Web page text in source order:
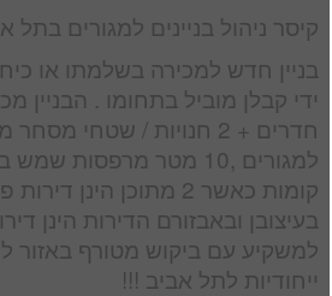
קיסר ניהול בניינים למגורים בתל
בניין חדש למכירה בשלמתו או
חדרים + 2 חנויות / שטחי
קומות כאשר 2 מתוכן הינן
בעיצובן ובאבזורם הדירות הינן
למשקיע עם ביקוש מטורף באזור
ייחודיות לתל אביב !!!